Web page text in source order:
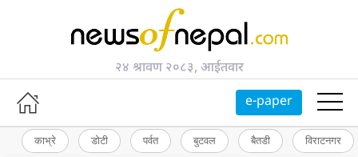
२४ श्रावण २०८३, आईतवार
e-paper
काभ्रे डोटी पर्वत बुटवल बैतडी विराटनगर